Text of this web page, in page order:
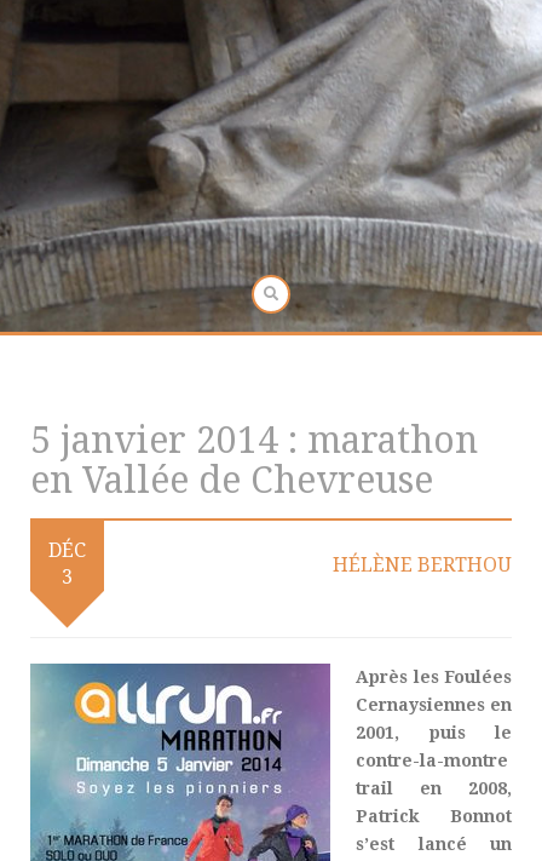
5 janvier 2014 : marathon
en Vallée de Chevreuse
DÉC
3
HÉLÈNE BERTHOU
Après les Foulées
Cernaysiennes en
2001, puis le
contre-la-montre
trail en 2008,
Patrick Bonnot
s’est lancé un